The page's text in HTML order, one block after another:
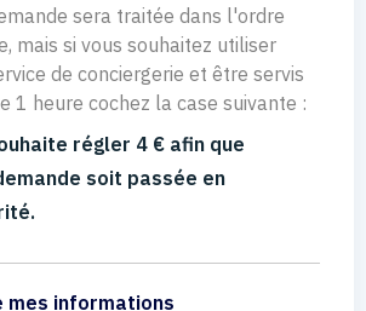
sera traitée dans l'ordre
mais si vous souhaitez utiliser
de conciergerie et être servis
1 heure cochez la case suivante :
régler 4 € afin que
soit passée en
mes informations